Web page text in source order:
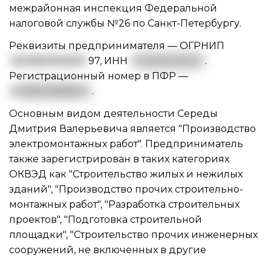
межрайонная инспекция Федеральной
налоговой службы №26 по Санкт-Петербургу.
Реквизиты предпринимателя — ОГРНИП
97, ИНН
.
Регистрационный номер в ПФР —
.
Основным видом деятельности Середы
Дмитрия Валерьевича является "Производство
электромонтажных работ". Предприниматель
также зарегистрирован в таких категориях
ОКВЭД как "Строительство жилых и нежилых
зданий", "Производство прочих строительно-
монтажных работ", "Разработка строительных
проектов", "Подготовка строительной
площадки", "Строительство прочих инженерных
сооружений, не включенных в другие